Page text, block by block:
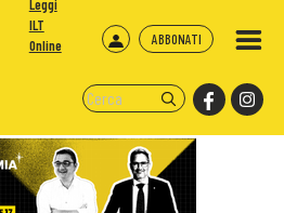
ABBONATI
Leggi
ILT
Online